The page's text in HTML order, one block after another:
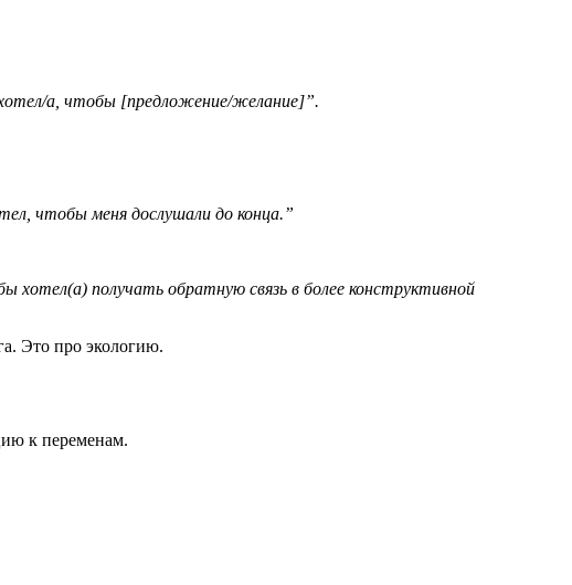
а, чтобы [предложение/желание]”.
чтобы меня дослушали до конца.”
получать обратную связь в более конструктивной
Это про экологию.
к переменам.